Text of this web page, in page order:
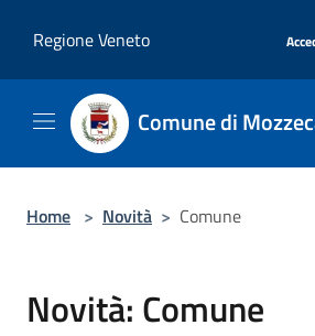
Regione Veneto
Comune di
Home > Novità > Comune
Novità: Comune